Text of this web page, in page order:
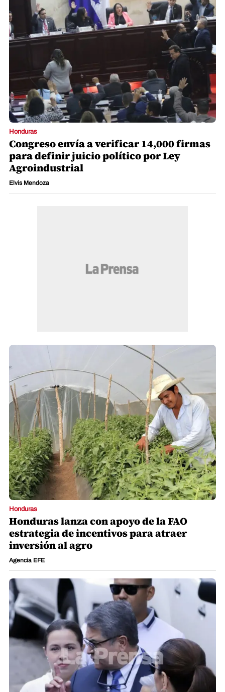
Honduras
Congreso envía a verificar 14,000 firmas
para definir juicio político por Ley
Agroindustrial
Elvis Mendoza
Honduras
Honduras lanza con apoyo de la FAO
estrategia de incentivos para atraer
inversión al agro
Agencia EFE